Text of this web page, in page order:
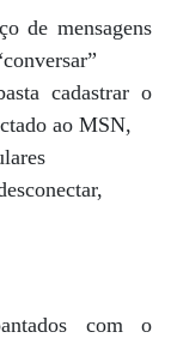
de mensagens
cadastrar o
ao MSN,
com o